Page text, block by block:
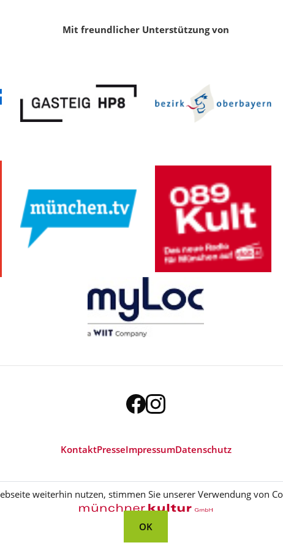
Mit freundlicher Unterstützung von
KontaktPresseImpressumDatenschutz
weiterhin nutzen, stimmen Sie unserer Verwendung von
OK